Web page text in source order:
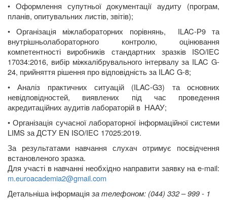
• Оформлення супутньої документації аудиту (програм,
планів, опитувальних листів, звітів);
• Організація міжлабораторних порівнянь,
ILAC-Р9 та
внутрішньолабораторного контролю, оцінювання
компетентності виробників стандартних зразків ISO/IEC
17034:2016, вибір міжкалібрувального інтервалу за ILAC G-
24, прийняття рішення про відповідність за ILAC G-8;
•
Аналіз практичних ситуацій (ILAC-G3) та основних
невідповідностей, виявлених під час проведення
акредитаційних аудитів лабораторій в НААУ;
• Організація сучасної лабораторної інформаційної системи
LIMS за ДСТУ EN ISO/IEC 17025:2019.
За результатами навчання слухач отримує посвідчення
встановленого зразка.
Для участі в навчанні необхідно направити заявку на e-mail:
m.euroacademia2@gmail.com
Детальніша інформація за телефоном: (044) 332 – 999 - 1